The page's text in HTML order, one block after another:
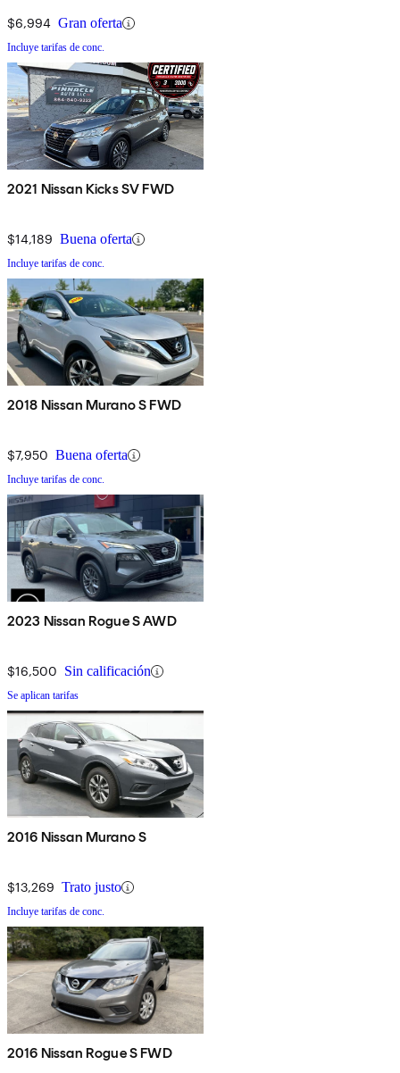
$6,994 Gran oferta
Incluye tarifas de conc.
2021 Nissan Kicks SV FWD
$14,189 Buena oferta
Incluye tarifas de conc.
2018 Nissan Murano S FWD
$7,950 Buena oferta
Incluye tarifas de conc.
2023 Nissan Rogue S AWD
$16,500 Sin calificación
Se aplican tarifas
2016 Nissan Murano S
$13,269 Trato justo
Incluye tarifas de conc.
2016 Nissan Rogue S FWD